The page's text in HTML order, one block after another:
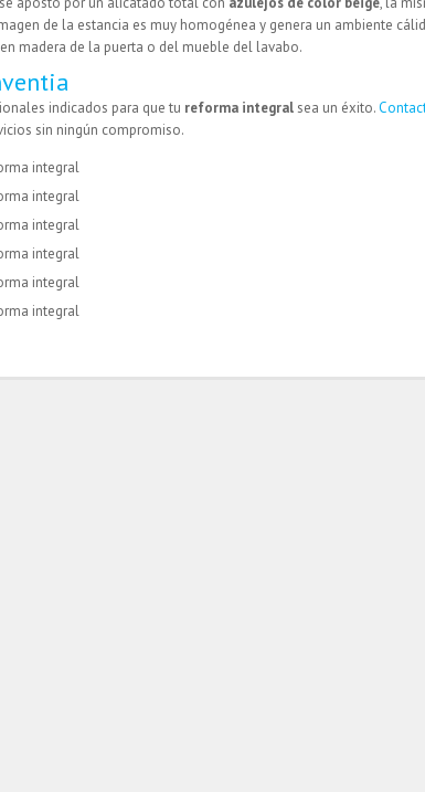
de la estancia es muy homogénea y genera un ambiente
madera de la puerta o del mueble del lavabo.
indicados para que tu reforma integralsea un éxito.
sin ningún compromiso.